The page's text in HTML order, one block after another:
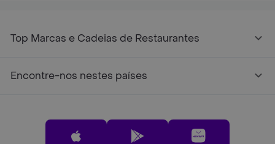
Top Marcas e Cadeias de Restaurantes
Encontre-nos nestes países